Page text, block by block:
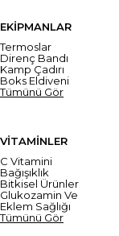
EKİPMANLAR
Termoslar
Direnç Bandı
Kamp Çadırı
Boks Eldiveni
Tümünü Gör
VİTAMİNLER
C Vitamini
Bağışıklık
Bitkisel Ürünler
Glukozamin Ve
Eklem Sağlığı
Tümünü Gör